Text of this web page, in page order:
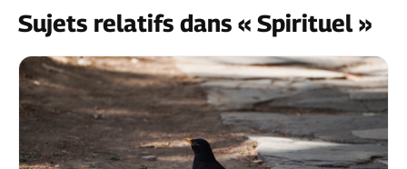
Sujets relatifs dans « Spirituel »